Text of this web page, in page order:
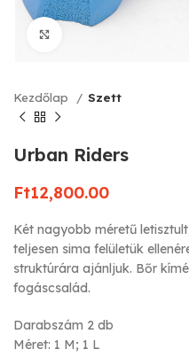
Kezdőlap Szett
Urban Riders
Ft12,800.00
Két nagyobb méretű
teljesen sima felületük
struktúrára ajánljuk. Bőr
fogáscsalád.
Darabszám 2 db
Méret: 1 M; 1 L